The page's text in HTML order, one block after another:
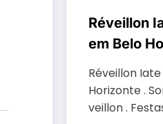
Réveillon
em Belo
Réveillon
Horizonte .
veillon .